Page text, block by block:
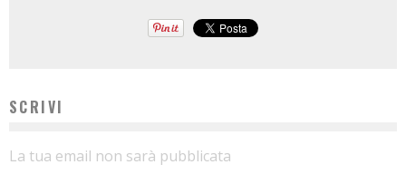
SCRIVI
La tua email non sarà pubblicata